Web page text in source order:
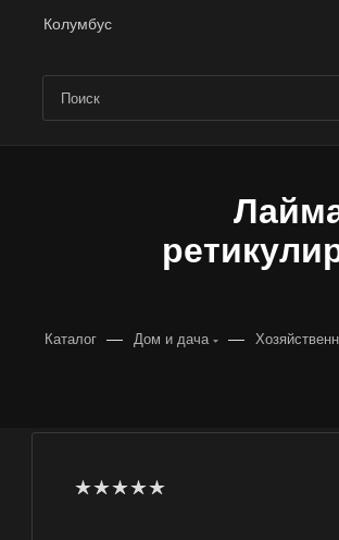
Колумбус
Каталог — Дом и дача —